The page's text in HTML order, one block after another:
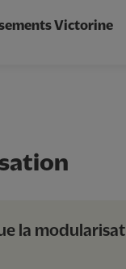
Victorine
la